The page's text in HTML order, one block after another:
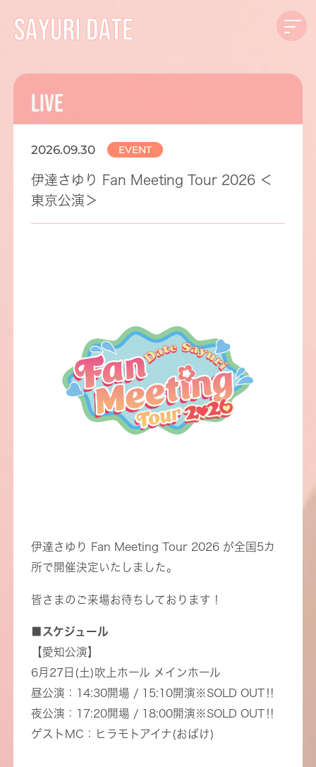
LIVE
2026.09.30 EVENT
伊達さゆり Fan Meeting Tour 2026 ＜
東京公演＞
伊達さゆり Fan Meeting Tour 2026 が全国5カ
所で開催決定いたしました。
皆さまのご来場お待ちしております！
■スケジュール
【愛知公演】
6月27日(土)吹上ホール メインホール
昼公演：14:30開場 / 15:10開演※SOLD OUT‼︎
夜公演：17:20開場 / 18:00開演※SOLD OUT‼︎
ゲストMC：ヒラモトアイナ(おばけ)